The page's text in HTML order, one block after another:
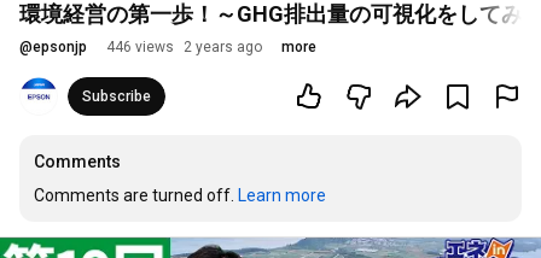
環境経営の第一歩！～GHG排出量の可視化をしてみ
@epsonjp 446 views 2 years ago more
Subscribe
Comments
Comments are turned off. Learn more